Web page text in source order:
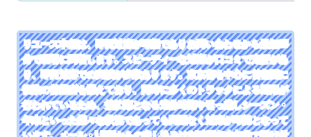
リユース本舗は、即日対応が可能でありお問い合わせから最短25
分で現場に到着します。スピーディーな対応が口コミで定評があ
り、即日対応での実績が多数あります。東京都を中心に首都圏に
複数の営業所を構えており、同時に多くのトラックによる運用が
行われているため、繁忙期となる連休時期や引っ越しシーズン・
年末といった様々な状況であっても問題なく対応が可能となって